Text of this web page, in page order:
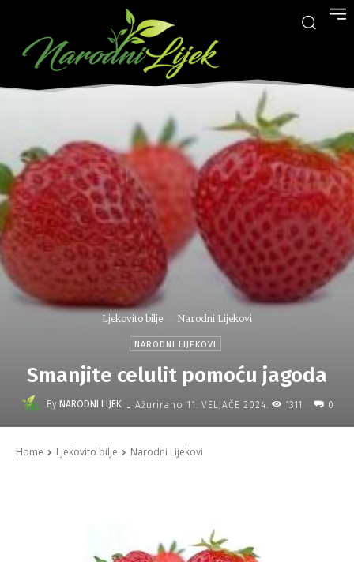
Ljekovito bilje Narodni Lijekovi
NARODNI LIJEKOVI
Smanjite celulit pomoću jagoda
By NARODNI LIJEK - Ažurirano 11. VELJAČE 2024. 1311 0
Home Ljekovito bilje Narodni Lijekovi